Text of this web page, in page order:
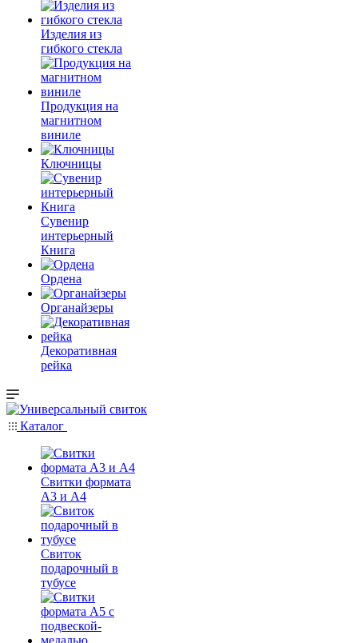
Изделия из
гибкого стекла
Продукция на
магнитном
виниле
Ключницы
Сувенир
интерьерный
Книга
Ордена
Органайзеры
Декоративная
рейка
Каталог
Свитки формата
А3 и А4
Свиток
подарочный в
тубусе